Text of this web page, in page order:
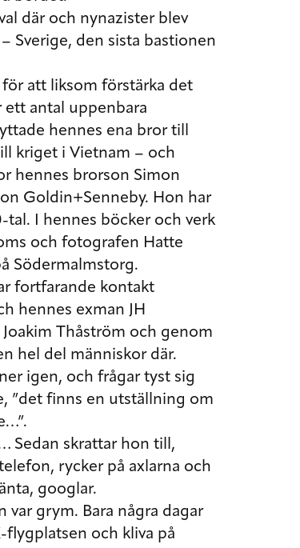
där och nynazister blev
Sverige, den sista bastionen
att liksom förstärka det
antal uppenbara
hennes ena bror till
kriget i Vietnam – och
hennes brorson Simon
Goldin+Senneby. Hon har
I hennes böcker och verk
och fotografen Hatte
Södermalmstorg.
fortfarande kontakt
hennes exman JH
Thåström och genom
hel del människor där.
igen, och frågar tyst sig
”det finns en utställning om
Sedan skrattar hon till,
rycker på axlarna och
googlar.
var grym. Bara några dagar
flygplatsen och kliva på